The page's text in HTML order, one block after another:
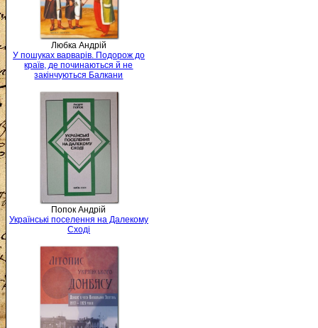
Любка Андрій
У пошуках варварів. Подорож до
країв, де починаються й не
закінчуються Балкани
Попок Андрій
Українські поселення на Далекому
Сході